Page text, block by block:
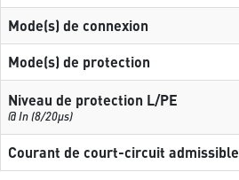
Mode(s) de connexion
Mode(s) de protection
Niveau de protection L/PE
@ In (8/20µs)
Courant de court-circuit admissible